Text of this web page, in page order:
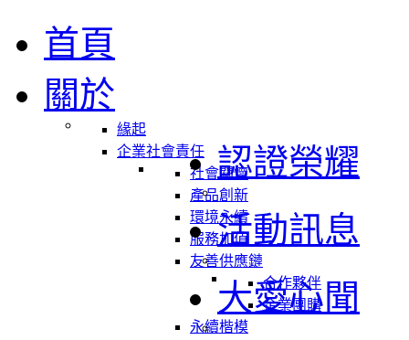
首頁
關於
緣起
企業社會責任
社會關懷
產品創新
環境永續
服務加值
友善供應鏈
合作夥伴
企業團購
永續楷模
認證榮耀
活動訊息
大愛心聞